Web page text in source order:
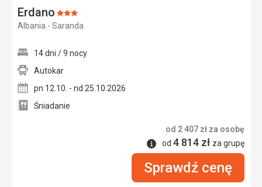
Erdano Ocena:
3/5
Albania - Saranda
14 dni / 9 nocy
Autokar
pn 12.10. - nd 25.10.2026
Śniadanie
od 2 407 zł za osobę
Informacje
od 4 814 zł za grupę
Sprawdź cenę